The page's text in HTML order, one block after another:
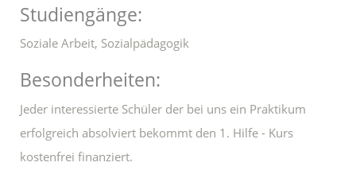
Studiengänge:
Soziale Arbeit, Sozialpädagogik
Besonderheiten:
Jeder interessierte Schüler der bei uns ein Praktikum
erfolgreich absolviert bekommt den 1. Hilfe - Kurs
kostenfrei finanziert.